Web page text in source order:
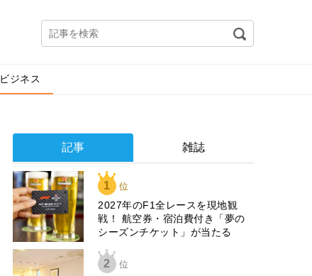
ビジネス
記事 雑誌
1 位
2027年のF1全レースを現地観
戦！ 航空券・宿泊費付き「夢の
シーズンチケット」が当たる
2 位